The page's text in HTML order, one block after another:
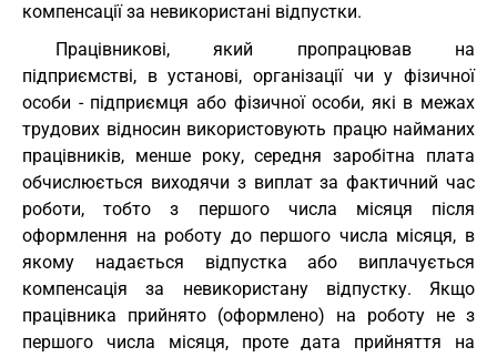
компенсації за невикористані відпустки.
Працівникові, який пропрацював на
підприємстві, в установі, організації чи у фізичної
особи - підприємця або фізичної особи, які в межах
трудових відносин використовують працю найманих
працівників, менше року, середня заробітна плата
обчислюється виходячи з виплат за фактичний час
роботи, тобто з першого числа місяця після
оформлення на роботу до першого числа місяця, в
якому надається відпустка або виплачується
компенсація за невикористану відпустку. Якщо
працівника прийнято (оформлено) на роботу не з
першого числа місяця, проте дата прийняття на